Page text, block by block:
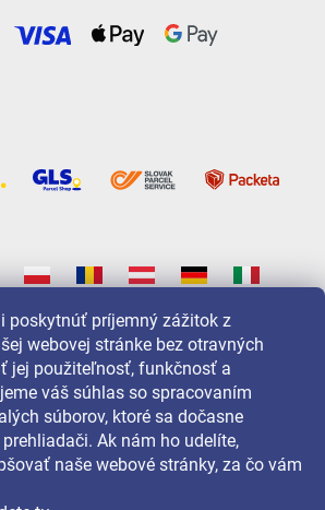
poskytnúť príjemný zážitok z
webovej stránke bez otravných
jej použiteľnosť, funkčnosť a
váš súhlas so spracovaním
súborov, ktoré sa dočasne
Ak nám ho udelíte,
naše webové stránky, za čo vám
nás sledujte na: